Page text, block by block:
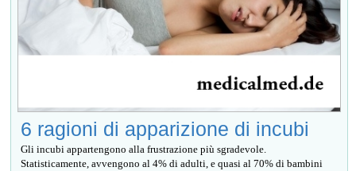
6 ragioni di apparizione di incubi
Gli incubi appartengono alla frustrazione più sgradevole.
Statisticamente, avvengono al 4% di adulti, e quasi al 70% di bambini